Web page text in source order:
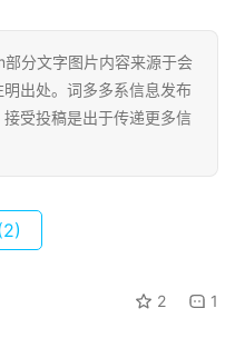
分文字图片内容来源于会
出处。词多多系信息发布
受投稿是出于传递更多信
2 1